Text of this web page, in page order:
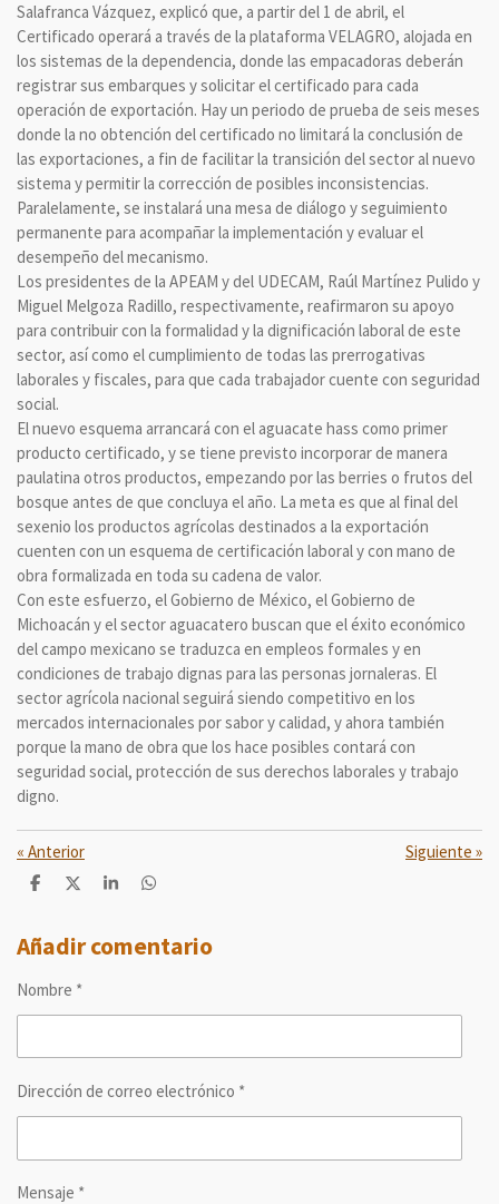
Salafranca Vázquez, explicó que, a partir del 1 de abril, el
Certificado operará a través de la plataforma VELAGRO, alojada en
los sistemas de la dependencia, donde las empacadoras deberán
registrar sus embarques y solicitar el certificado para cada
operación de exportación. Hay un periodo de prueba de seis meses
donde la no obtención del certificado no limitará la conclusión de
las exportaciones, a fin de facilitar la transición del sector al nuevo
sistema y permitir la corrección de posibles inconsistencias.
Paralelamente, se instalará una mesa de diálogo y seguimiento
permanente para acompañar la implementación y evaluar el
desempeño del mecanismo.
Los presidentes de la APEAM y del UDECAM, Raúl Martínez Pulido y
Miguel Melgoza Radillo, respectivamente, reafirmaron su apoyo
para contribuir con la formalidad y la dignificación laboral de este
sector, así como el cumplimiento de todas las prerrogativas
laborales y fiscales, para que cada trabajador cuente con seguridad
social.
El nuevo esquema arrancará con el aguacate hass como primer
producto certificado, y se tiene previsto incorporar de manera
paulatina otros productos, empezando por las berries o frutos del
bosque antes de que concluya el año. La meta es que al final del
sexenio los productos agrícolas destinados a la exportación
cuenten con un esquema de certificación laboral y con mano de
obra formalizada en toda su cadena de valor.
Con este esfuerzo, el Gobierno de México, el Gobierno de
Michoacán y el sector aguacatero buscan que el éxito económico
del campo mexicano se traduzca en empleos formales y en
condiciones de trabajo dignas para las personas jornaleras. El
sector agrícola nacional seguirá siendo competitivo en los
mercados internacionales por sabor y calidad, y ahora también
porque la mano de obra que los hace posibles contará con
seguridad social, protección de sus derechos laborales y trabajo
digno.
« Anterior Siguiente »
C
p
a
t
C
p
a
C
p
a
C
p
a
Añadir comentario
Nombre *
Dirección de correo electrónico *
Mensaje *